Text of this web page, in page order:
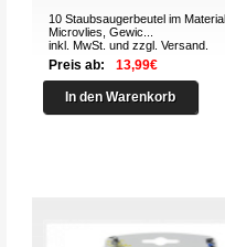
10 Staubsaugerbeutel im Material
Microvlies, Gewic...
inkl. MwSt. und zzgl.Versand
Preis ab: 13,99€
In den Warenkorb